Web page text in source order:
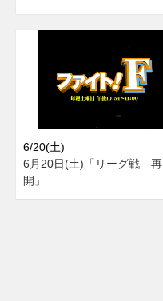
6/20(土)
6月20日(土)「リーグ戦 再
開」